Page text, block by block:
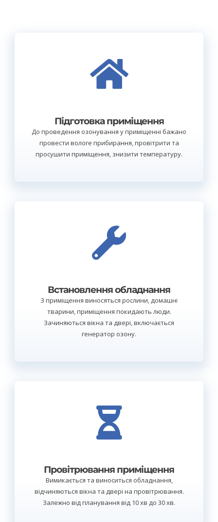
Підготовка приміщення
До проведення озонування у приміщенні бажано
провести вологе прибирання, провітрити та
просушити приміщення, знизити температуру.
Встановлення обладнання
З приміщення виносяться рослини, домашні
тварини, приміщення покидають люди.
Зачиняються вікна та двері, включається
генератор озону.
Провітрювання приміщення
Вимикається та виноситься обладнання,
відчиняються вікна та двері на провітрювання.
Залежно від планування від 10 хв до 30 хв.